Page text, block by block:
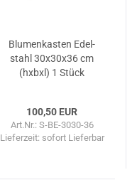
Blu­men­kas­ten Edel­
stahl 30x30x36 cm
(hxbxl) 1 Stück
100,50 EUR
Art.Nr.: S-BE-3030-36
Lieferzeit: sofort Lieferbar